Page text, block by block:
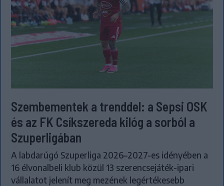
Szembementek a trenddel: a Sepsi OSK
és az FK Csíkszereda kilóg a sorból a
Szuperligában
A labdarúgó Szuperliga 2026–2027-es idényében a
16 élvonalbeli klub közül 13 szerencsejáték-ipari
vállalatot jelenít meg mezének legértékesebb